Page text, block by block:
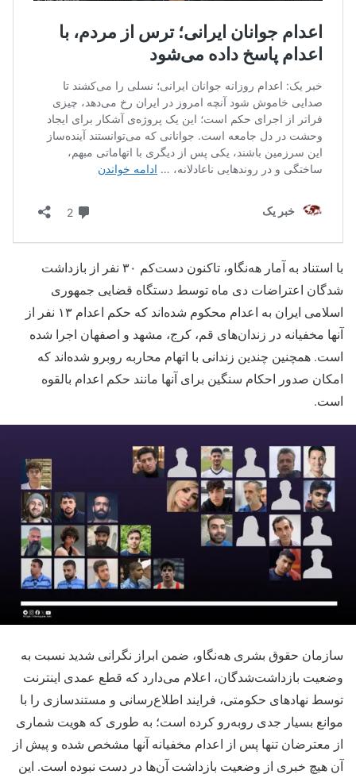
با استناد به آمار هه‌نگاو، تاکنون دست‌کم ۳۰ نفر از بازداشت
شدگان اعتراضات دی ماه توسط دستگاه قضایی جمهوری
اسلامی ایران به اعدام محکوم شده‌اند که حکم اعدام ١٣ نفر از
آنها مخفیانه در زندان‌های قم، کرج، مشهد و اصفهان اجرا شده
است. همچنین چندین زندانی با اتهام محاربه روبرو شده‌اند که
امکان صدور احکام سنگین برای آنها مانند حکم اعدام بالقوه
است.
سازمان حقوق بشری هه‌نگاو، ضمن ابراز نگرانی شدید نسبت به
وضعیت بازداشت‌شدگان، اعلام می‌دارد که قطع عمدی اینترنت
توسط نهادهای حکومتی، فرایند اطلاع‌رسانی و مستندسازی را با
موانع بسیار جدی روبه‌رو کرده است؛ به طوری که هویت شماری
از معترضان تنها پس از اعدام مخفیانه آنها مشخص شده و پیش از
آن هیچ خبری از وضعیت بازداشت آن‌ها در دست نبوده است. این